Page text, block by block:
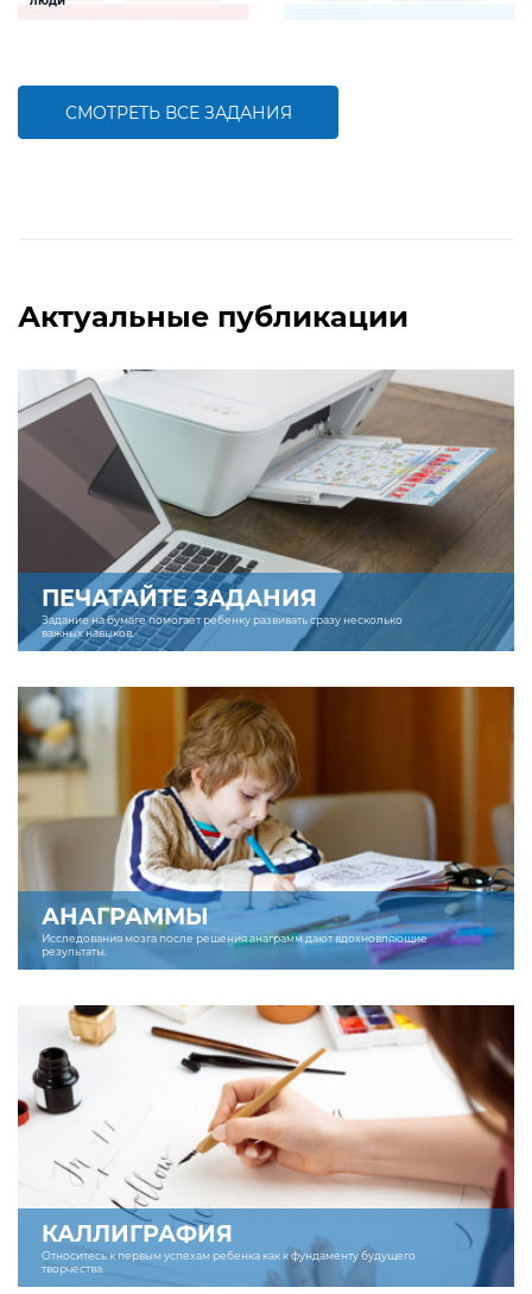
СМОТРЕТЬ ВСЕ ЗАДАНИЯ
Актуальные публикации
ПЕЧАТАЙТЕ ЗАДАНИЯ
Задание на бумаге помогает ребенку развивать сразу несколько
важных навыков.
АНАГРАММЫ
Исследования мозга после решения анаграмм дают вдохновляющие
результаты.
КАЛЛИГРАФИЯ
Относитесь к первым успехам ребенка как к фундаменту будущего
творчества.